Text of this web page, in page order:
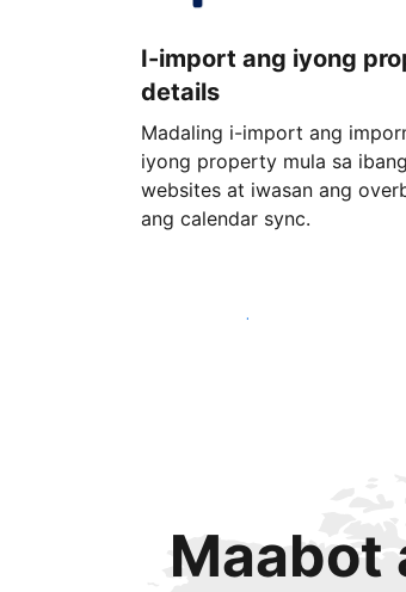
I-import ang iyong
details
Madaling i-import ang
iyong property mula sa
websites at iwasan ang
ang calendar sync.
Magsimula ngayon
Maabot